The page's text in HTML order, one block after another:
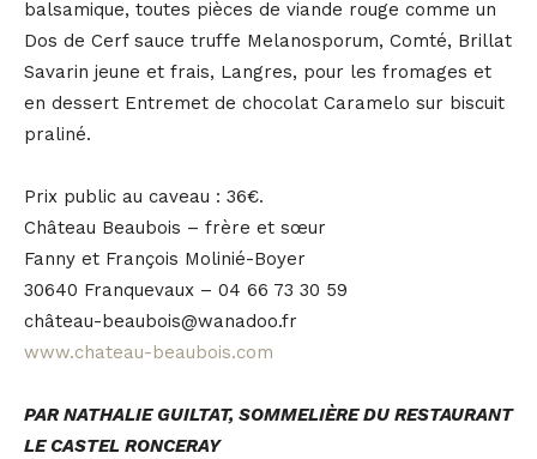
balsamique, toutes pièces de viande rouge comme un
Dos de Cerf sauce truffe Melanosporum, Comté, Brillat
Savarin jeune et frais, Langres, pour les fromages et
en dessert Entremet de chocolat Caramelo sur biscuit
praliné.
Prix public au caveau : 36€.
Château Beaubois – frère et sœur
Fanny et François Molinié-Boyer
30640 Franquevaux – 04 66 73 30 59
château-beaubois@wanadoo.fr
www.chateau-beaubois.com
PAR NATHALIE GUILTAT, SOMMELIÈRE DU RESTAURANT
LE CASTEL RONCERAY